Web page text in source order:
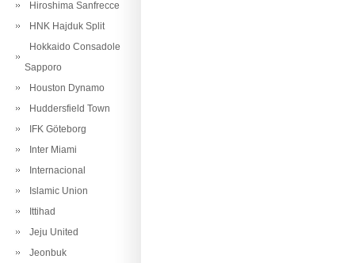
Hiroshima Sanfrecce
HNK Hajduk Split
Hokkaido Consadole
Sapporo
Houston Dynamo
Huddersfield Town
IFK Göteborg
Inter Miami
Internacional
Islamic Union
Ittihad
Jeju United
Jeonbuk